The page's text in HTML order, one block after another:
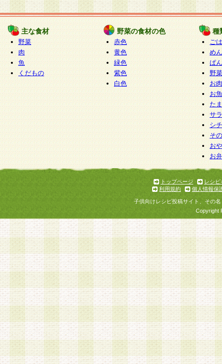
主な食材
野菜
肉
魚
くだもの
野菜の食材の色
赤色
黄色
緑色
紫色
白色
種
ご
めん
ぱん
野
お
お
た
サ
シ
そ
お
お
トップページ
レシピ
利用規約
個人情報保
子供向けレシピ投稿サイト、その
Copyright